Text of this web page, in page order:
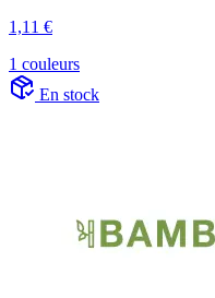
1,11 €
1 couleurs
En stock